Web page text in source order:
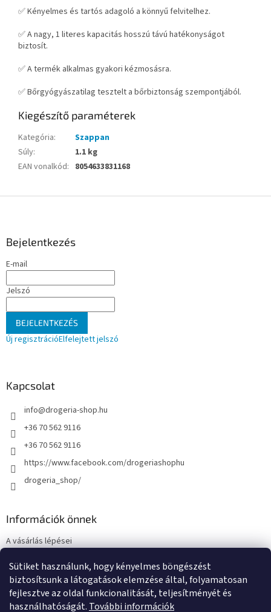
Sütiket használunk, hogy kényelmes böngészést
biztosítsunk a látogatások elemzése által, folyamatosan
fejlesztve az oldal funkcionalitását, teljesítményét és
használhatóságát. További információk
✅ Kényelmes és tartós adagoló a könnyű felvitelhez.
✅ A nagy, 1 literes kapacitás hosszú távú hatékonyságot
biztosít.
✅ A termék alkalmas gyakori kézmosásra.
✅ Bőrgyógyászatilag tesztelt a bőrbiztonság szempontjából.
Kiegészítő paraméterek
Kategória:
Szappan
Súly:
1.1 kg
EAN vonalkód: 8054633831168
Bejelentkezés
E-mail
Jelszó
BEJELENTKEZÉS
Új regisztrációElfelejtett jelszó
Kapcsolat
info@drogeria-shop.hu
+36 70 562 9116
+36 70 562 9116
https://www.facebook.com/drogeriashophu
drogeria_shop/
Információk önnek
A vásárlás lépései
Adatkezelési tájékoztató
Elérhetőségek